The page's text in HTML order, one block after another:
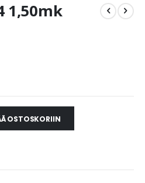
1,50mk
OSTOSKORIIN